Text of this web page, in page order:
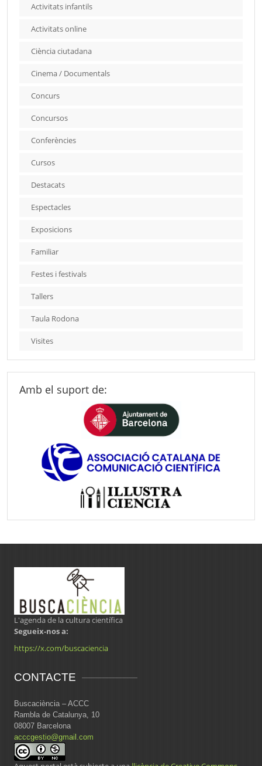
Activitats infantils
Activitats online
Ciència ciutadana
Cinema / Documentals
Concurs
Concursos
Conferències
Cursos
Destacats
Espectacles
Exposicions
Familiar
Festes i festivals
Tallers
Taula Rodona
Visites
Amb el suport de:
L'agenda de la cultura científica
Segueix-nos a:
https://x.com/buscaciencia
CONTACTE
Buscaciència – ACCC
Rambla de Catalunya, 10
08007 Barcelona
acccgestio@gmail.com